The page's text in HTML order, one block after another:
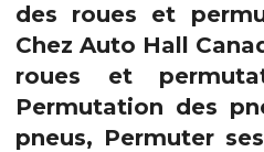
des roues et
Chez Auto Hall
roues et
Permutation des
pneus, Permuter